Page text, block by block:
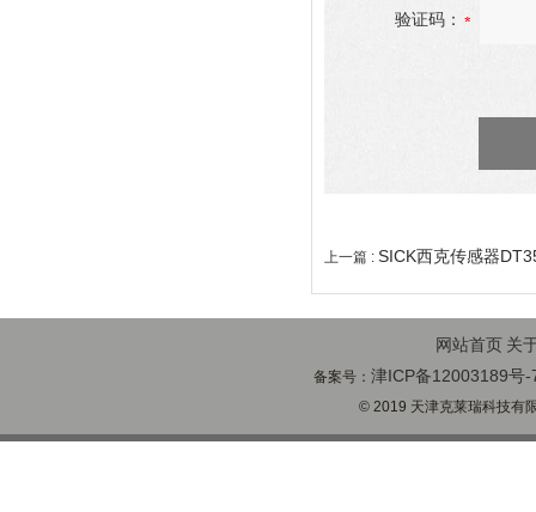
验证码：
上一篇 : SICK西克传感器
网站首页 关
备案号：津ICP备12003189号-
© 2019 天津克莱瑞科技有